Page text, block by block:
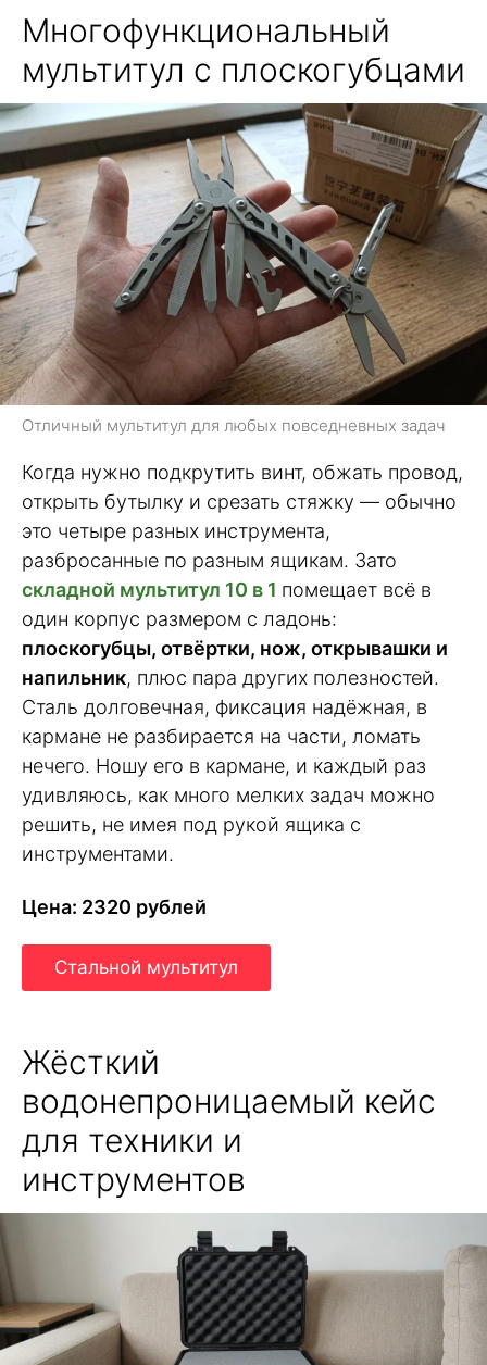
Многофункциональный
мультитул с плоскогубцами
Отличный мультитул для любых повседневных задач
Когда нужно подкрутить винт, обжать провод,
открыть бутылку и срезать стяжку — обычно
это четыре разных инструмента,
разбросанные по разным ящикам. Зато
складной мультитул 10 в 1 помещает всё в
один корпус размером с ладонь:
плоскогубцы, отвёртки, нож, открывашки и
напильник, плюс пара других полезностей.
Сталь долговечная, фиксация надёжная, в
кармане не разбирается на части, ломать
нечего. Ношу его в кармане, и каждый раз
удивляюсь, как много мелких задач можно
решить, не имея под рукой ящика с
инструментами.
Цена: 2320 рублей
Стальной мультитул
Жёсткий
водонепроницаемый кейс
для техники и
инструментов